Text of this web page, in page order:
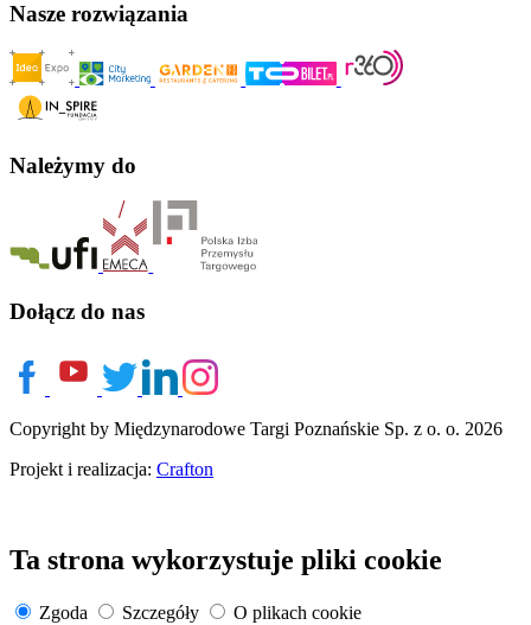
Nasze rozwiązania
Należymy do
Dołącz do nas
Copyright by Międzynarodowe Targi Poznańskie Sp. z o. o. 2026
Projekt i realizacja: Crafton
Ta strona wykorzystuje pliki cookie
Zgoda Szczegóły
O plikach cookie